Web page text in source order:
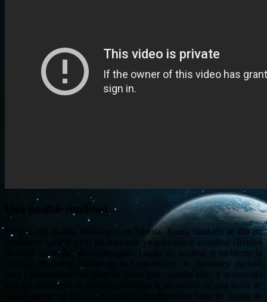
Una posible similitud…
En el Lago Baikal, localizado en Siberia, Rusia, también se dio un
fenómeno similar pero de mayores proporciones: extraños círculos
de hielo aparecían sin explicación. Luego de analizar el incidente la
ecóloga Marianne Moore de la Universidad de Wellesley declaró
para Livescience.com sobre la razón que causaba esto, y afirmando
que las emisiones de metano provocan la ascensión de una masa de
agua caliente en forma de remolino fundiendo el hielo en forma de